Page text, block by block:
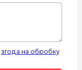
згода на обробку